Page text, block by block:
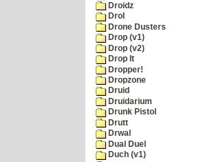
Droidz
Drol
Drone Dusters
Drop (v1)
Drop (v2)
Drop It
Dropper!
Dropzone
Druid
Druidarium
Drunk Pistol
Drutt
Drwal
Dual Duel
Duch (v1)